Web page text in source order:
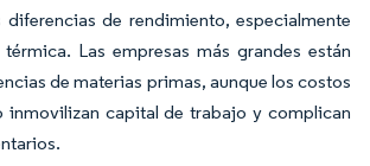
diferencias de rendimiento, especialmente
Las empresas más grandes están
de materias primas, aunque los costos
inmovilizan capital de trabajo y complican